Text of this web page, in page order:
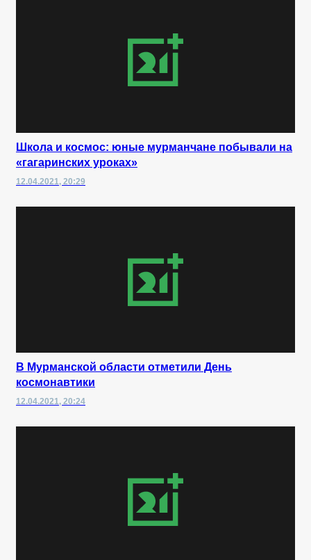
Школа и космос: юные мурманчане побывали на
«гагаринских уроках»
12.04.2021, 20:29
В Мурманской области отметили День
космонавтики
12.04.2021, 20:24